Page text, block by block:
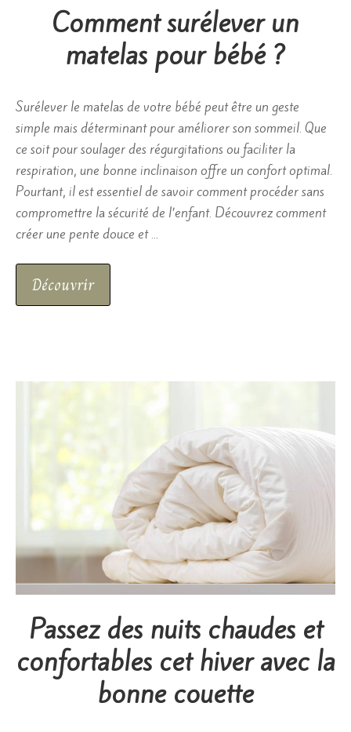
Comment surélever un
matelas pour bébé ?
Surélever le matelas de votre bébé peut être un geste
simple mais déterminant pour améliorer son sommeil. Que
ce soit pour soulager des régurgitations ou faciliter la
respiration, une bonne inclinaison offre un confort optimal.
Pourtant, il est essentiel de savoir comment procéder sans
compromettre la sécurité de l’enfant. Découvrez comment
créer une pente douce et …
Découvrir
Passez des nuits chaudes et
confortables cet hiver avec la
bonne couette